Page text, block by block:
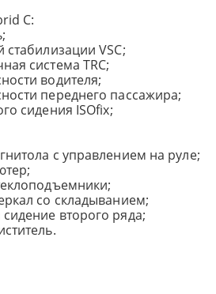
С:
стабилизации VSC;
система TRC;
водителя;
переднего пассажира;
сидения ISOfix;
с управлением на руле;
со складыванием;
второго ряда;